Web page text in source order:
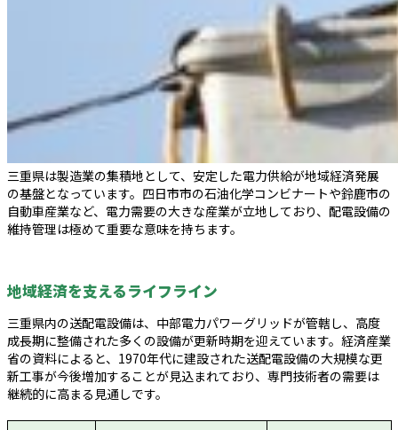
三重県は製造業の集積地として、安定した電力供給が地域経済発展
の基盤となっています。四日市市の石油化学コンビナートや鈴鹿市の
自動車産業など、電力需要の大きな産業が立地しており、配電設備の
維持管理は極めて重要な意味を持ちます。
地域経済を支えるライフライン
三重県内の送配電設備は、中部電力パワーグリッドが管轄し、高度
成長期に整備された多くの設備が更新時期を迎えています。経済産業
省の資料によると、1970年代に建設された送配電設備の大規模な更
新工事が今後増加することが見込まれており、専門技術者の需要は
継続的に高まる見通しです。